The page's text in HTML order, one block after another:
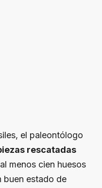
el paleontólogo
rescatadas
menos cien huesos
buen estado de